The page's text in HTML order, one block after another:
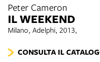
Peter Cameron
IL WEEKEND
Milano, Adelphi, 2013,
CONSULTA IL